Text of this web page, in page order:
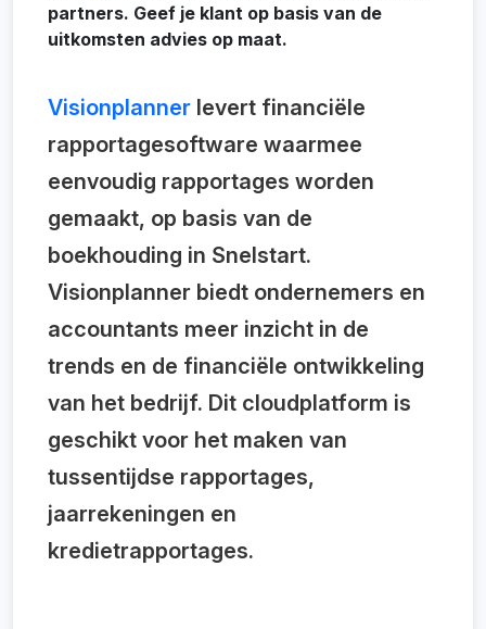
partners. Geef je klant op basis van de
uitkomsten advies op maat.
Visionplanner levert financiële
rapportagesoftware waarmee
eenvoudig rapportages worden
gemaakt, op basis van de
boekhouding in Snelstart.
Visionplanner biedt ondernemers en
accountants meer inzicht in de
trends en de financiële ontwikkeling
van het bedrijf. Dit cloudplatform is
geschikt voor het maken van
tussentijdse rapportages,
jaarrekeningen en
kredietrapportages.